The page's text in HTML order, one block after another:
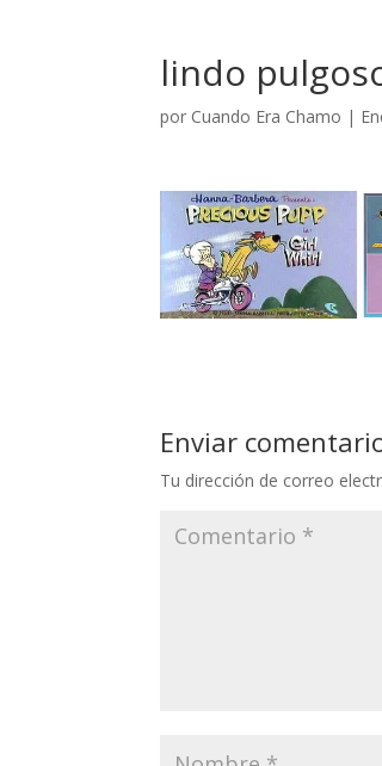
lindo
por Cuando Era Chamo |
Enviar
Tu dirección de correo